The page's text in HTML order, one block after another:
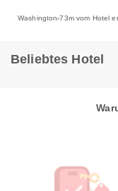
Washington 73m vom Hotel
Beliebtes Hotel